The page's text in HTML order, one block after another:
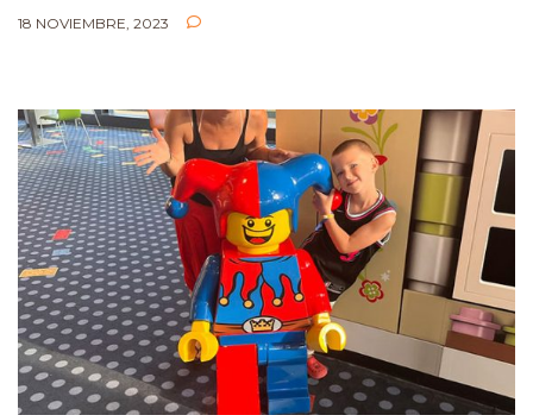
18 NOVIEMBRE, 2023